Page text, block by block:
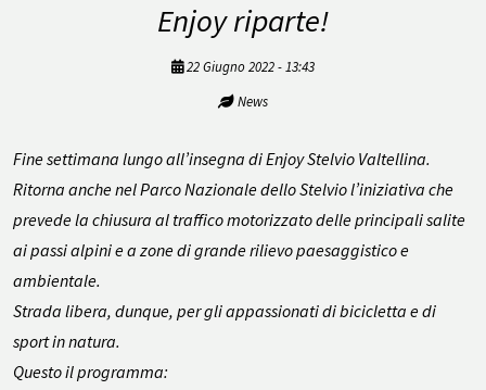
Enjoy riparte!
22 Giugno 2022 - 13:43
News
Fine settimana lungo all’insegna di Enjoy Stelvio Valtellina.
Ritorna anche nel Parco Nazionale dello Stelvio l’iniziativa che
prevede la chiusura al traffico motorizzato delle principali salite
ai passi alpini e a zone di grande rilievo paesaggistico e
ambientale.
Strada libera, dunque, per gli appassionati di bicicletta e di
sport in natura.
Questo il programma: